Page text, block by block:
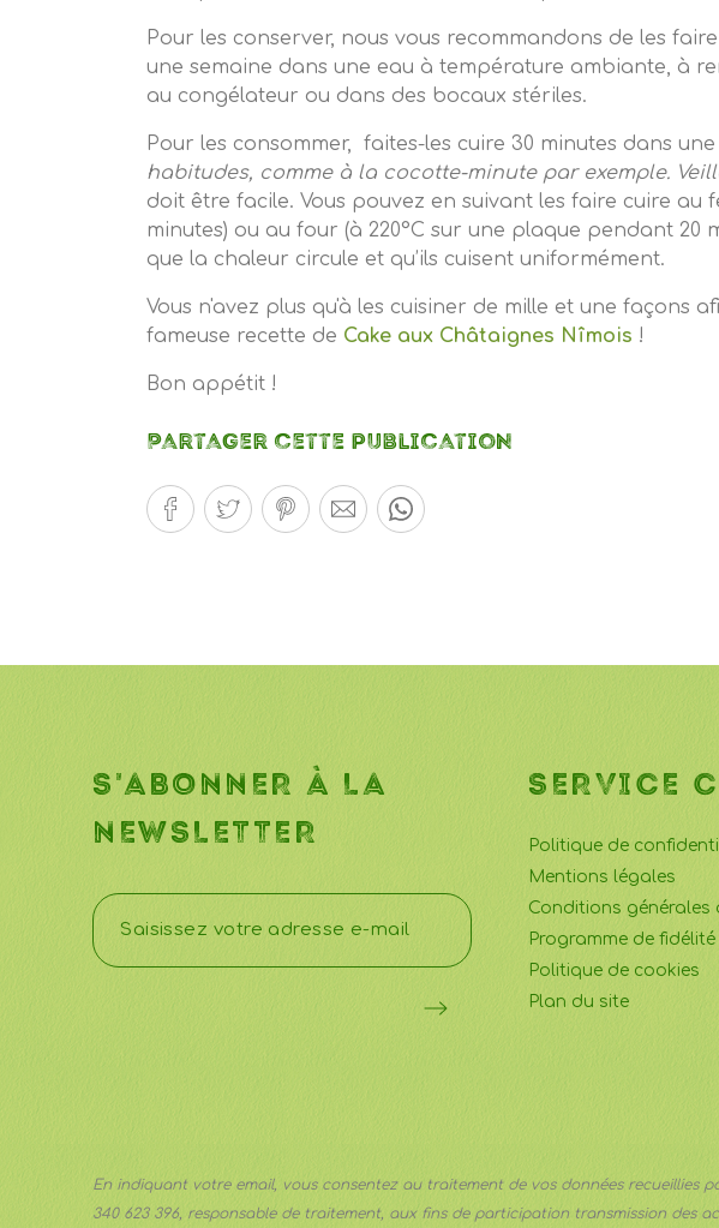
Pour les conserver, nous vous recommandons de les
une semaine dans une eau à température ambiante, à
au congélateur ou dans des bocaux stériles.
Pour les consommer, faites-les cuire 30 minutes dans
habitudes, comme à la cocotte-minute par exemple.
doit être facile. Vous pouvez en suivant les faire cuire
minutes) ou au four (à 220°C sur une plaque pendant
que la chaleur circule et qu’ils cuisent uniformément.
Vous n'avez plus qu'à les cuisiner de mille et une façons
fameuse recette de Cake aux Châtaignes Nîmois !
Bon appétit !
Partager cette publication
S'ABONNER À LA
NEWSLETTER
SERVICE
Politique de
Mentions légales
Conditions générales
Programme de
Politique de cookies
Plan du site
En indiquant votre email, vous consentez au traitement de vos données recueillies
340 623 396, responsable de traitement, aux fins de participation transmission des